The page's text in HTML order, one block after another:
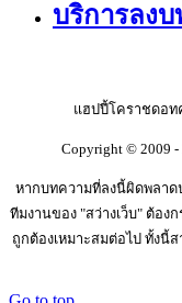
บริการลงบ
แฮปปี้โคราชดอท
Copyright © 2009 -
หากบทความที่ลงนี้ผิดพลาด
ทีมงานของ "สว่างเว็บ" ต้อ
ถูกต้องเหมาะสมต่อไป ทั้งนี้